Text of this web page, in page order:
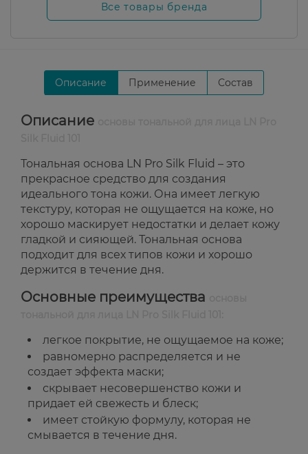
Все товары бренда
Описание Применение Состав
Описание
Тональная основа LN Pro Silk Fluid – это
прекрасное средство для создания
идеального тона кожи. Она имеет легкую
текстуру, которая не ощущается на коже, но
хорошо маскирует недостатки и делает кожу
гладкой и сияющей. Тональная основа
подходит для всех типов кожи и хорошо
держится в течение дня.
Основные преимущества
легкое покрытие, не ощущаемое на коже;
равномерно распределяется и не
создает эффекта маски;
скрывает несовершенство кожи и
придает ей свежесть и блеск;
имеет стойкую формулу, которая не
смывается в течение дня.